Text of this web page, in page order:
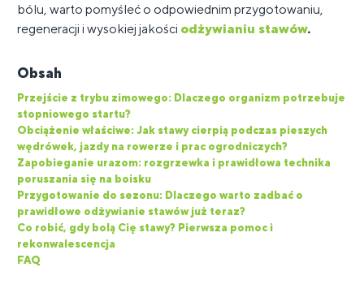
bólu, warto pomyśleć o odpowiednim przygotowaniu,
regeneracji i wysokiej jakości odżywianiu stawów.
Obsah
Przejście z trybu zimowego: Dlaczego organizm potrzebuje
stopniowego startu?
Obciążenie właściwe: Jak stawy cierpią podczas pieszych
wędrówek, jazdy na rowerze i prac ogrodniczych?
Zapobieganie urazom: rozgrzewka i prawidłowa technika
poruszania się na boisku
Przygotowanie do sezonu: Dlaczego warto zadbać o
prawidłowe odżywianie stawów już teraz?
Co robić, gdy bolą Cię stawy? Pierwsza pomoc i
rekonwalescencja
FAQ